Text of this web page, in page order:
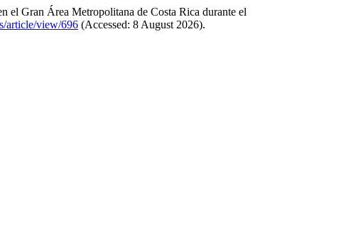
el Gran Área Metropolitana de Costa Rica durante el
article/view/696 (Accessed: 8 August 2026).